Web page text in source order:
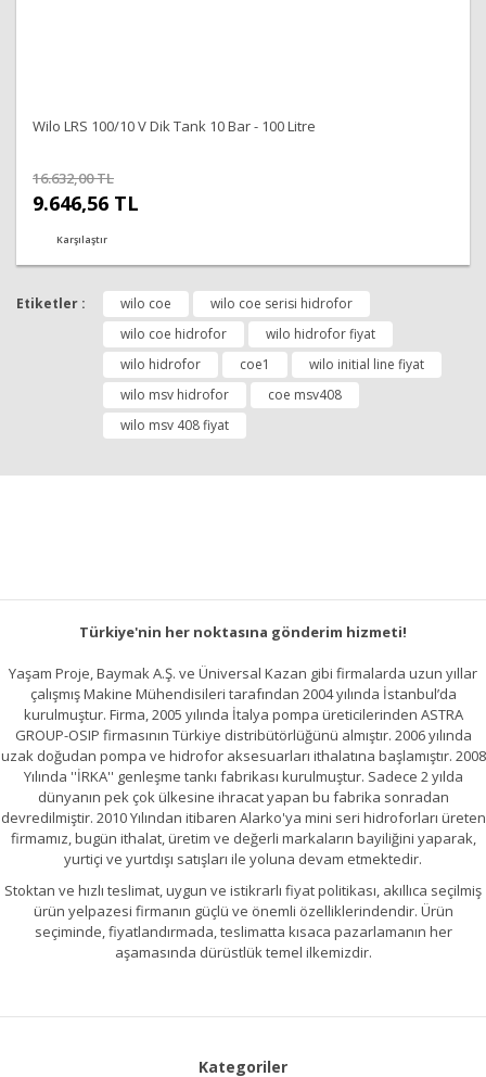
Wilo LRS 100/10 V Dik Tank 10 Bar - 100 Litre
16.632,00 TL
9.646,56 TL
Karşılaştır
Etiketler : wilo coe
wilo coe serisi hidrofor
wilo coe hidrofor
wilo hidrofor fiyat
wilo hidrofor
coe1
wilo initial line fiyat
wilo msv hidrofor
coe msv408
wilo msv 408 fiyat
Türkiye'nin her noktasına gönderim hizmeti!
Yaşam Proje, Baymak A.Ş. ve Üniversal Kazan gibi firmalarda uzun yıllar
çalışmış Makine Mühendisileri tarafından 2004 yılında İstanbul’da
kurulmuştur. Firma, 2005 yılında İtalya pompa üreticilerinden ASTRA
GROUP-OSIP firmasının Türkiye distribütörlüğünü almıştır. 2006 yılında
uzak doğudan pompa ve hidrofor aksesuarları ithalatına başlamıştır. 2008
Yılında ''İRKA'' genleşme tankı fabrikası kurulmuştur. Sadece 2 yılda
dünyanın pek çok ülkesine ihracat yapan bu fabrika sonradan
devredilmiştir. 2010 Yılından itibaren Alarko'ya mini seri hidroforları üreten
firmamız, bugün ithalat, üretim ve değerli markaların bayiliğini yaparak,
yurtiçi ve yurtdışı satışları ile yoluna devam etmektedir.
Stoktan ve hızlı teslimat, uygun ve istikrarlı fiyat politikası, akıllıca seçilmiş
ürün yelpazesi firmanın güçlü ve önemli özelliklerindendir. Ürün
seçiminde, fiyatlandırmada, teslimatta kısaca pazarlamanın her
aşamasında dürüstlük temel ilkemizdir.
Kategoriler